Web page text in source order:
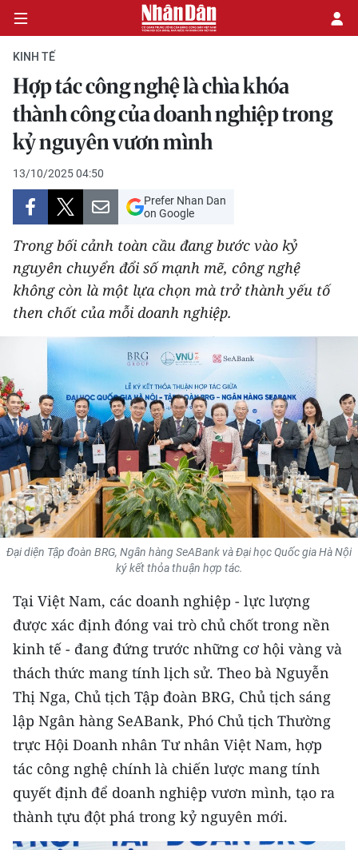
CHÍNH TRỊ
KINH TẾ
VĂN HÓA
XÃ HỘI
PHÁP LUẬT
DU LỊCH
THẾ GIỚI
THỂ THAO
GIÁO DỤC
Y TẾ
KHOA HỌC - CÔNG NGHỆ
MÔI TRƯỜNG
KIỂM CHỨNG THÔNG TIN
TRI THỨC CHUYÊN SÂU
54 DÂN TỘC VIỆT NAM
CHƯƠNG TRÌNH OCOP - MỖI XÃ
MỘT SẢN PHẨM
RADIO
KINH TẾ
Hợp tác công nghệ là chìa khóa
thành công của doanh nghiệp trong
kỷ nguyên vươn mình
13/10/2025 04:50
Prefer Nhan Dan
on Google
Trong bối cảnh toàn cầu đang bước vào kỷ
nguyên chuyển đổi số mạnh mẽ, công nghệ
không còn là một lựa chọn mà trở thành yếu tố
then chốt của mỗi doanh nghiệp.
Đại diện Tập đoàn BRG, Ngân hàng SeABank và Đại học Quốc gia Hà Nội
ký kết thỏa thuận hợp tác.
Tại Việt Nam, các doanh nghiệp - lực lượng
được xác định đóng vai trò chủ chốt trong nền
kinh tế - đang đứng trước những cơ hội vàng và
thách thức mang tính lịch sử. Theo bà Nguyễn
Thị Nga, Chủ tịch Tập đoàn BRG, Chủ tịch sáng
lập Ngân hàng SeABank, Phó Chủ tịch Thường
trực Hội Doanh nhân Tư nhân Việt Nam, hợp
tác công nghệ chính là chiến lược mang tính
quyết định để doanh nghiệp vươn mình, tạo ra
thành tựu đột phá trong kỷ nguyên mới.